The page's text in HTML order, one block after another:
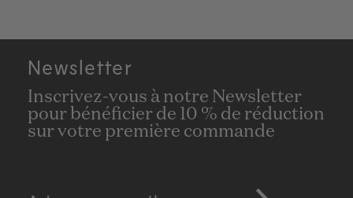
Newsletter
Inscrivez-vous à notre Newsletter
pour bénéficier de 10 % de réduction
sur votre première commande